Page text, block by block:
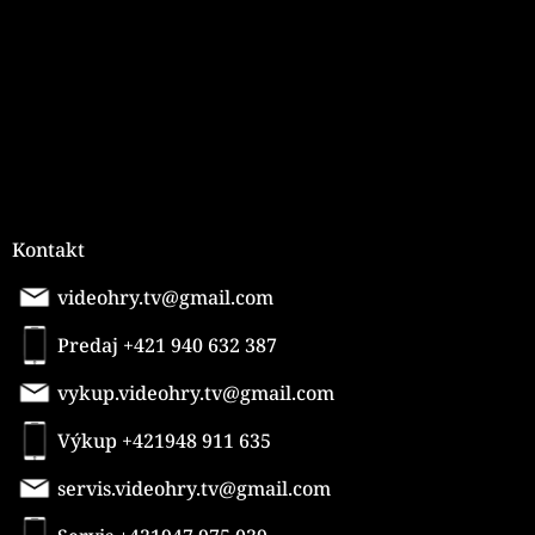
Kontakt
videohry.tv@gmail.com
Predaj +421 940 632 387
vykup.videohry.tv@gmail.com
Výkup +421948 911 635
servis.videohry.tv@gmail.com